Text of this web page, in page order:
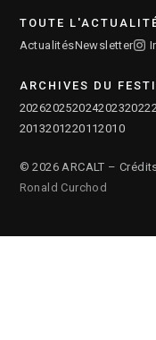
TOUTE
ActualitésNewsletter
ARCHIVES DU
20262025202420232022
2013201220112010
© 2026 ARCALT –
Ronald Curchod